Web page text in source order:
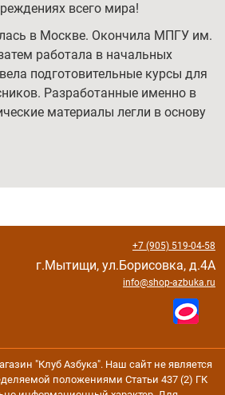
всего мира!
в Москве. Окончила МПГУ им.
работала в начальных
подготовительные курсы для
Разработанные именно в
материалы легли в основу
+7 (905) 519-04-58
г.Мытищи, ул.Борисовка, д.4А
info@shop-azbuka.ru
"Клуб Азбука". Наш сайт не является
положениями Статьи 437 (2) ГК